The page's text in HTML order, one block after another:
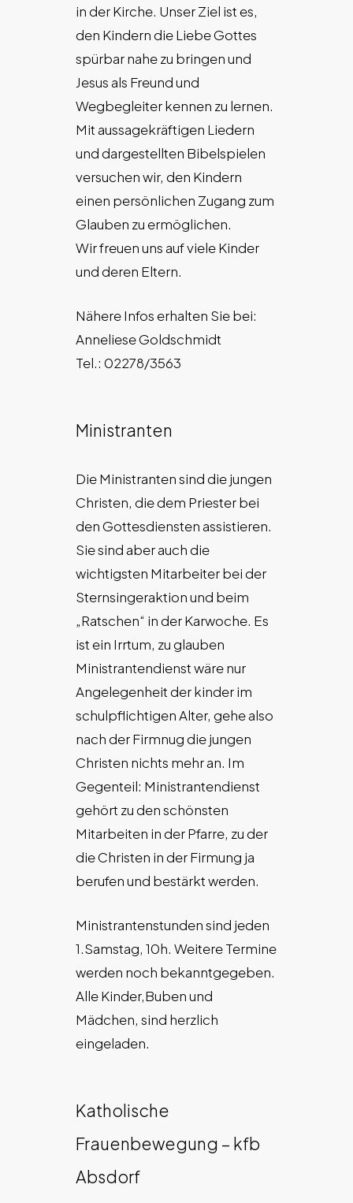
in der Kirche. Unser Ziel ist es,
den Kindern die Liebe Gottes
spürbar nahe zu bringen und
Jesus als Freund und
Wegbegleiter kennen zu lernen.
Mit aussagekräftigen Liedern
und dargestellten Bibelspielen
versuchen wir, den Kindern
einen persönlichen Zugang zum
Glauben zu ermöglichen.
Wir freuen uns auf viele Kinder
und deren Eltern.
Nähere Infos erhalten Sie bei:
Anneliese Goldschmidt
Tel.: 02278/3563
Ministranten
Die Ministranten sind die jungen
Christen, die dem Priester bei
den Gottesdiensten assistieren.
Sie sind aber auch die
wichtigsten Mitarbeiter bei der
Sternsingeraktion und beim
„Ratschen“ in der Karwoche. Es
ist ein Irrtum, zu glauben
Ministrantendienst wäre nur
Angelegenheit der kinder im
schulpflichtigen Alter, gehe also
nach der Firmnug die jungen
Christen nichts mehr an. Im
Gegenteil: Ministrantendienst
gehört zu den schönsten
Mitarbeiten in der Pfarre, zu der
die Christen in der Firmung ja
berufen und bestärkt werden.
Ministrantenstunden sind jeden
1.Samstag, 10h. Weitere Termine
werden noch bekanntgegeben.
Alle Kinder,Buben und
Mädchen, sind herzlich
eingeladen.
Katholische
Frauenbewegung – kfb
Absdorf